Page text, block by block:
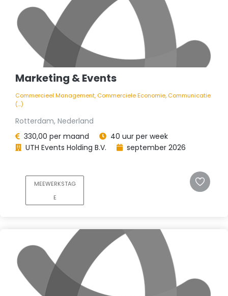
Marketing & Events
Commercieel Management, Commerciele Economie, Communicatie
(...)
Rotterdam, Nederland
330,00 per maand
40 uur per week
UTH Events Holding B.V.
september 2026
MEEWERKSTAG
E